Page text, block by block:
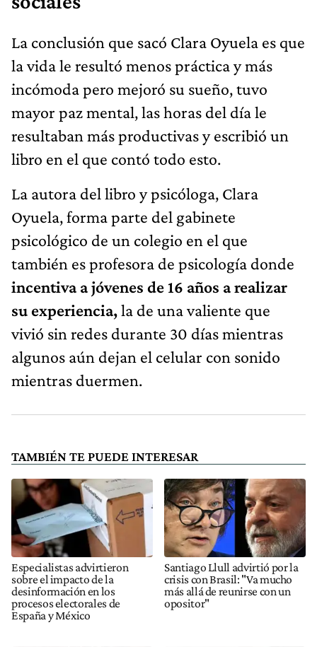
La conclusión que sacó Clara Oyuela es que
la vida le resultó menos práctica y más
incómoda pero mejoró su sueño, tuvo
mayor paz mental, las horas del día le
resultaban más productivas y escribió un
libro en el que contó todo esto.
La autora del libro y psicóloga, Clara
Oyuela, forma parte del gabinete
psicológico de un colegio en el que
también es profesora de psicología donde
incentiva a jóvenes de 16 años a realizar
su experiencia,la de una valiente que
vivió sin redes durante 30 días mientras
algunos aún dejan el celular con sonido
mientras duermen.
TAMBIÉN TE PUEDE INTERESAR
Especialistas advirtieron
sobre el impacto de la
desinformación en los
procesos electorales de
España y México
Santiago Llull advirtió por la
crisis con Brasil: "Va mucho
más allá de reunirse con un
opositor"